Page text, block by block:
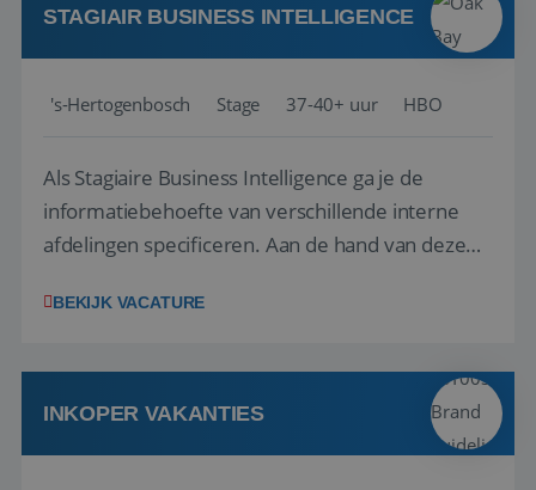
STAGIAIR BUSINESS INTELLIGENCE
's-Hertogenbosch Stage 37-40+ uur HBO
Als Stagiaire Business Intelligence ga je de
informatiebehoefte van verschillende interne
afdelingen specificeren. Aan de hand van deze
adviezen, rapportages en dashboards
producten ontwikkel je door middel van de data
uit ons datawa...
BEKIJK VACATURE
INKOPER VAKANTIES